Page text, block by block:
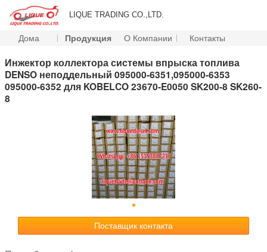
LIQUE TRADING CO.,LTD.
Дома Продукция О Компании Контакты
Инжектор коллектора системы впрыска топлива
DENSO неподдельный 095000-6351,095000-6353
095000-6352 для KOBELCO 23670-E0050 SK200-8 SK260-
8
Поставщик контакта